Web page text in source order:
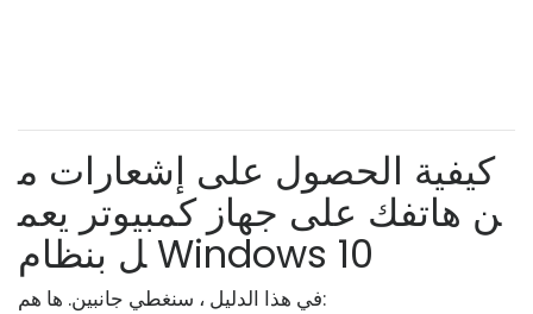
كيفية الحصول على إشعارات م
ن هاتفك على جهاز كمبيوتر يعم
ل بنظام Windows 10
في هذا الدليل ، سنغطي جانبين. ها هم: